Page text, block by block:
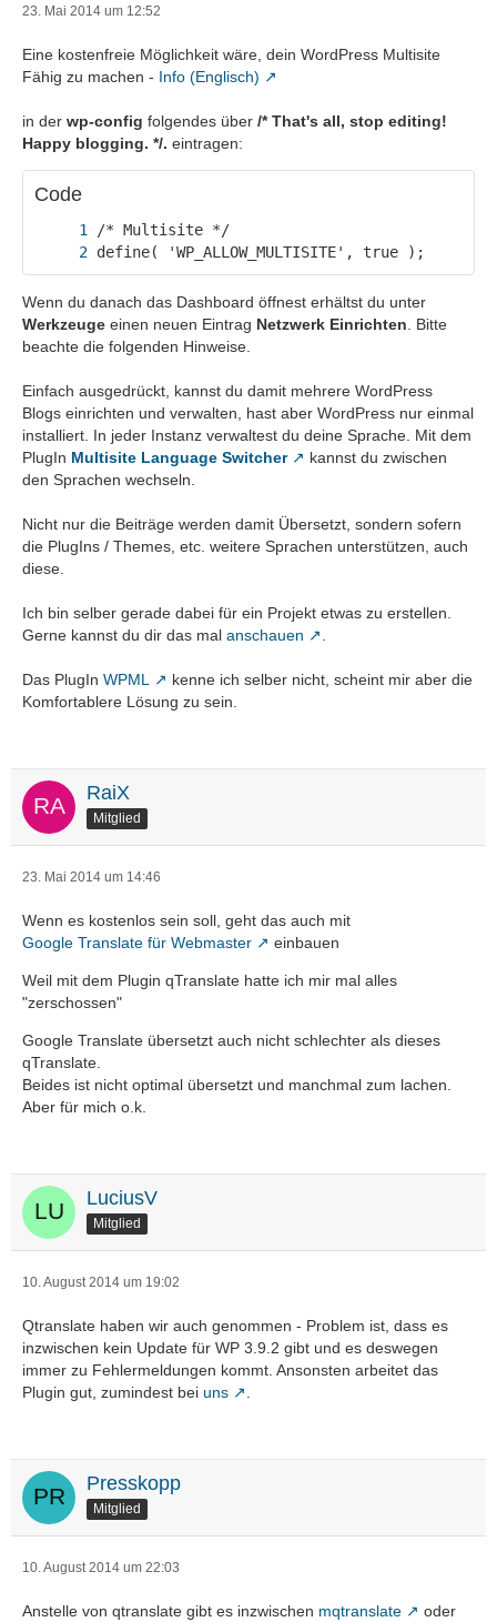
23. Mai 2014 um 12:52
Eine kostenfreie Möglichkeit wäre, dein WordPress Multisite
Fähig zu machen - Info (Englisch)
in der wp-config folgendes über /* That's all, stop editing!
Happy blogging. */. eintragen:
Code
define( 'WP_ALLOW_MULTISITE', true );
Wenn du danach das Dashboard öffnest erhältst du unter
Werkzeuge einen neuen Eintrag Netzwerk Einrichten. Bitte
beachte die folgenden Hinweise.
Einfach ausgedrückt, kannst du damit mehrere WordPress
Blogs einrichten und verwalten, hast aber WordPress nur einmal
installiert. In jeder Instanz verwaltest du deine Sprache. Mit dem
PlugIn Multisite Language Switcher
kannst du zwischen
den Sprachen wechseln.
Nicht nur die Beiträge werden damit Übersetzt, sondern sofern
die PlugIns / Themes, etc. weitere Sprachen unterstützen, auch
diese.
Ich bin selber gerade dabei für ein Projekt etwas zu erstellen.
Gerne kannst du dir das mal anschauen .
Das PlugIn WPML
kenne ich selber nicht, scheint mir aber die
Komfortablere Lösung zu sein.
RaiX
Mitglied
23. Mai 2014 um 14:46
Wenn es kostenlos sein soll, geht das auch mit
Google Translate für Webmaster
einbauen
Weil mit dem Plugin qTranslate hatte ich mir mal alles
"zerschossen"
Google Translate übersetzt auch nicht schlechter als dieses
qTranslate.
Beides ist nicht optimal übersetzt und manchmal zum lachen.
Aber für mich o.k.
LuciusV
Mitglied
10. August 2014 um 19:02
Qtranslate haben wir auch genommen - Problem ist, dass es
inzwischen kein Update für WP 3.9.2 gibt und es deswegen
immer zu Fehlermeldungen kommt. Ansonsten arbeitet das
Plugin gut, zumindest bei uns .
Presskopp
Mitglied
10. August 2014 um 22:03
Anstelle von qtranslate gibt es inzwischen mqtranslate
oder